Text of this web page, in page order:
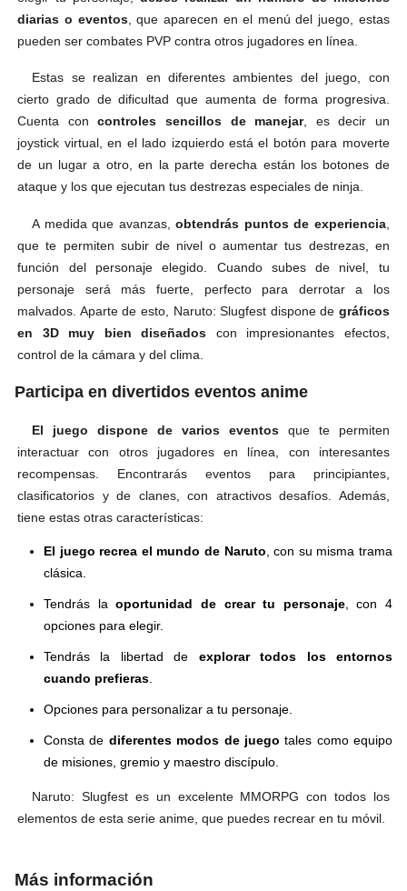
diarias o eventos, que aparecen en el menú del juego, estas
pueden ser combates PVP contra otros jugadores en línea.
Estas se realizan en diferentes ambientes del juego, con
cierto grado de dificultad que aumenta de forma progresiva.
Cuenta concontroles sencillos de manejar, es decir un
joystick virtual, en el lado izquierdo está el botón para moverte
de un lugar a otro, en la parte derecha están los botones de
ataque y los que ejecutan tus destrezas especiales de ninja.
A medida que avanzas,obtendrás puntos de experiencia,
que te permiten subir de nivel o aumentar tus destrezas, en
función del personaje elegido. Cuando subes de nivel, tu
personaje será más fuerte, perfecto para derrotar a los
malvados. Aparte de esto, Naruto: Slugfest dispone de gráficos
en 3D muy bien diseñados con impresionantes efectos,
control de la cámara y del clima.
Participa en divertidos eventos anime
El juego dispone de varios eventosque te permiten
interactuar con otros jugadores en línea, con interesantes
recompensas. Encontrarás eventos para principiantes,
clasificatorios y de clanes, con atractivos desafíos. Además,
tiene estas otras características:
El juego recrea el mundo de Naruto, con su misma trama
clásica.
Tendrás laoportunidad de crear tu personaje, con 4
opciones para elegir.
Tendrás la libertad de explorar todos los entornos
cuando prefieras.
Opciones para personalizar a tu personaje.
Consta de diferentes modos de juego tales como equipo
de misiones, gremio y maestro discípulo.
Naruto: Slugfest es un excelente MMORPG con todos los
elementos de esta serie anime, que puedes recrear en tu móvil.
Más información